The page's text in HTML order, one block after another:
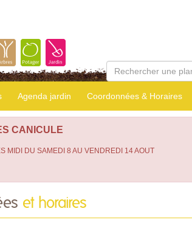
Agenda jardin Coordonnées & Horaires
CANICULE
MIDI DU SAMEDI 8 AU VENDREDI 14 AOUT
et horaires